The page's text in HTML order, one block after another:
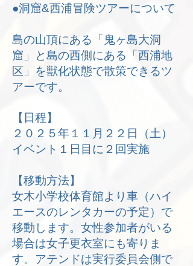
●洞窟&西浦冒険ツアーについて
島の山頂にある「鬼ヶ島大洞
窟」と島の西側にある「西浦地
区」を獣化状態で散策できるツ
アーです。
【日程】
２０２５年１１月２２日（土）
イベント１日目に２回実施
【移動方法】
女木小学校体育館より車（ハイ
エースのレンタカーの予定）で
移動します。女性参加者がいる
場合は女子更衣室にも寄りま
す。アテンドは実行委員会側で